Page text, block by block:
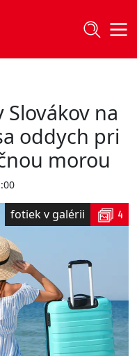
na
oddych pri
morou
fotiek v galérii 4